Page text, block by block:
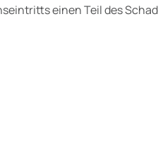
einen Teil des